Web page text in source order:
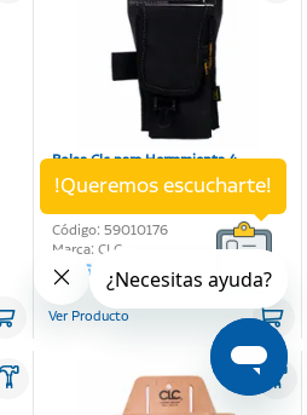
Bolsa Clc para Herramienta 4-
Depositos
Código: 59010176
Marca: CLC
L. 360.00
Ver Producto
!Queremos escucharte!